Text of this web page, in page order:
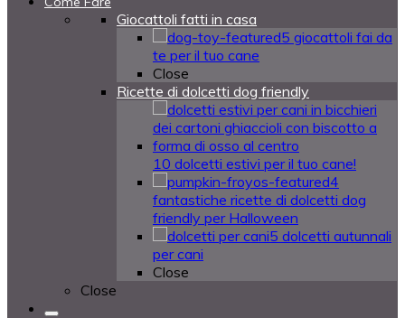
Giocattoli fatti in casa
5 giocattoli fai da
te per il tuo cane
Close
Ricette di dolcetti dog friendly
10 dolcetti estivi per il tuo cane!
4
fantastiche ricette di dolcetti dog
friendly per Halloween
5 dolcetti autunnali
per cani
Close
Close